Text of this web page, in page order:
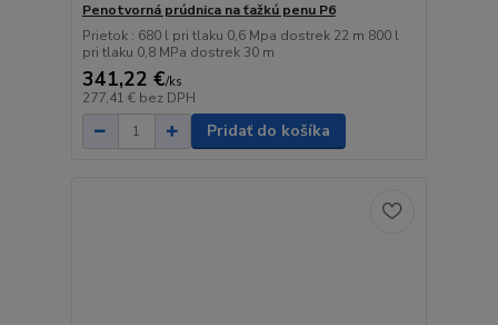
Penotvorná prúdnica na ťažkú penu P6
Prietok : 680 l pri tlaku 0,6 Mpa dostrek 22 m 800 l
pri tlaku 0,8 MPa dostrek 30 m
341,22 €/ks
277,41 € bez DPH
Pridať do košíka